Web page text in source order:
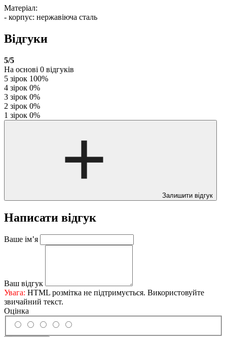
Матеріал:
- корпус: нержавіюча сталь
Відгуки
5/5
На основі 0 відгуків
5 зірок 100%
4 зірок 0%
3 зірок 0%
2 зірок 0%
1 зірок 0%
Залишити відгук
Написати відгук
Ваше ім’я
Ваш відгук
Увага: HTML розмітка не підтримується. Використовуйте
звичайний текст.
Оцінка